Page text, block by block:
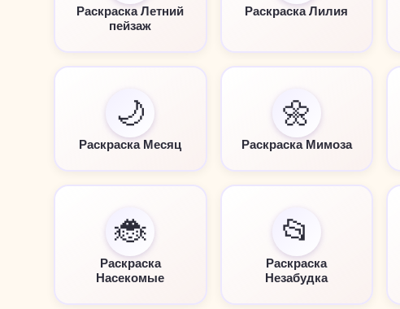
Раскраска Летний
пейзаж
Раскраска Лилия
🌙
Раскраска Месяц
🌼
Раскраска Мимоза
🐞
Раскраска
Насекомые
📂
Раскраска
Незабудка